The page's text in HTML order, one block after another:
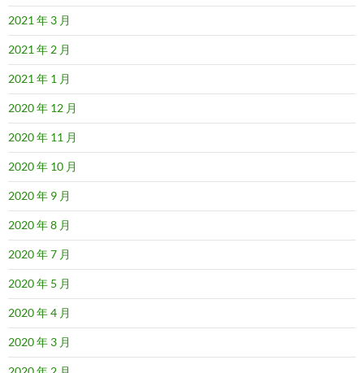
2021 年 3 月
2021 年 2 月
2021 年 1 月
2020 年 12 月
2020 年 11 月
2020 年 10 月
2020 年 9 月
2020 年 8 月
2020 年 7 月
2020 年 5 月
2020 年 4 月
2020 年 3 月